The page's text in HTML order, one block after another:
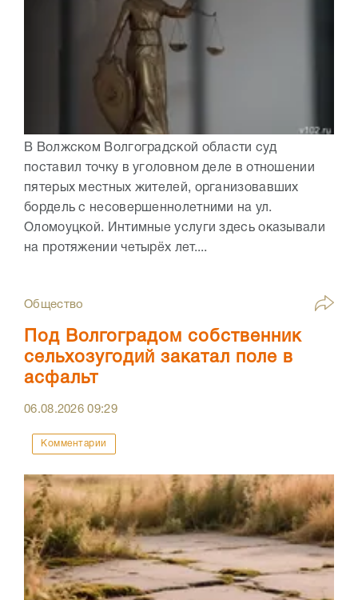
В Волжском Волгоградской области суд
поставил точку в уголовном деле в отношении
пятерых местных жителей, организовавших
бордель с несовершеннолетними на ул.
Оломоуцкой. Интимные услуги здесь оказывали
на протяжении четырёх лет....
Общество
Под Волгоградом собственник
сельхозугодий закатал поле в
асфальт
06.08.202609:29
Комментарии